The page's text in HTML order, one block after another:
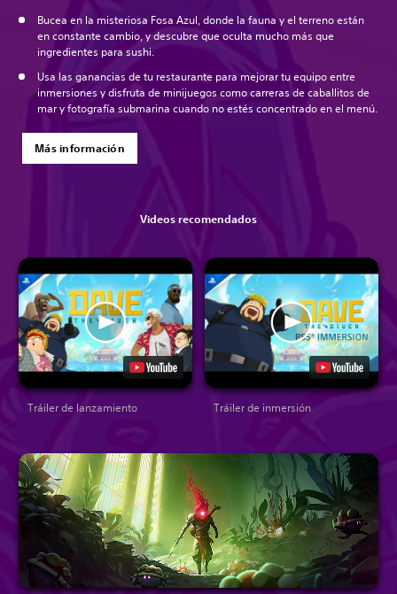
Bucea en la misteriosa Fosa Azul, donde la fauna y el terreno están
en constante cambio, y descubre que oculta mucho más que
ingredientes para sushi.
Usa las ganancias de tu restaurante para mejorar tu equipo entre
inmersiones y disfruta de minijuegos como carreras de caballitos de
mar y fotografía submarina cuando no estés concentrado en el menú.
Más información
Videos recomendados
Tráiler de lanzamiento Tráiler de inmersión